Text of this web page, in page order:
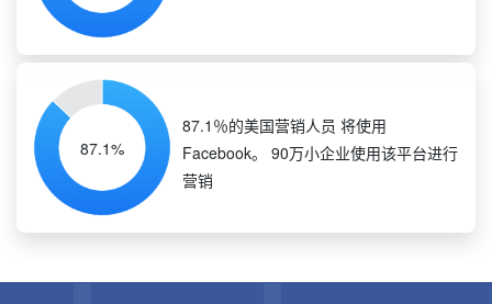
87.1%
87.1％的美国营销人员 将使用
Facebook。 90万小企业使用该平台进行
营销